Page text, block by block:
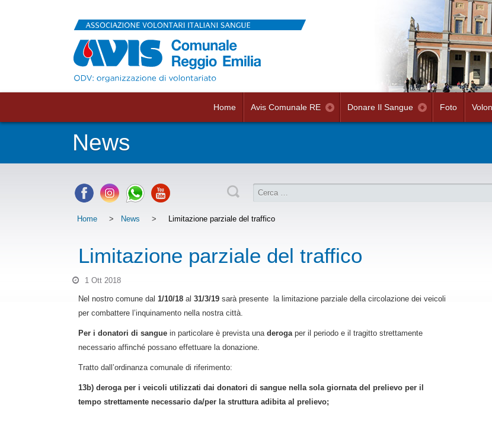
Home Avis Comunale RE Donare Il Sangue Foto
News
Home > News > Limitazione parziale del traffico
Limitazione parziale del traffico
1 Ott 2018
Nel nostro comune dal 1/10/18 al 31/3/19 sarà presente la limitazione parziale della circolazione dei veicoli
per combattere l’inquinamento nella nostra città.
Per i donatori di sangue in particolare è prevista una derogaper il periodo e il tragitto strettamente
necessario affinché possano effettuare la donazione.
Tratto dall’ordinanza comunale di riferimento:
13b) deroga per i veicoli utilizzati dai donatori di sangue nella sola giornata del prelievo per il
tempo strettamente necessario da/per la struttura adibita al prelievo;